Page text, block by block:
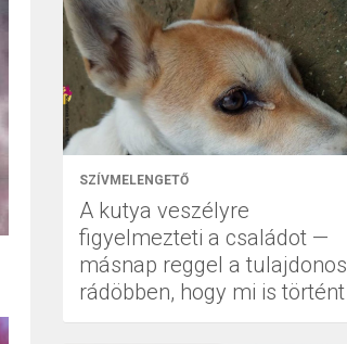
SZÍVMELENGETŐ
A kutya veszélyre
figyelmezteti a családot —
másnap reggel a tulajdonos
rádöbben, hogy mi is történt